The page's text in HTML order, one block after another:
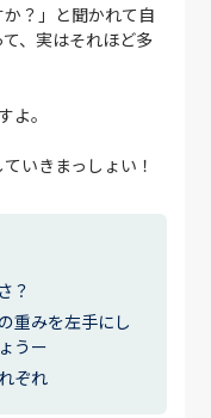
か？」と聞かれて自
、実はそれほど多
よ。
いきまっしょい！
？
重みを左手にし
うー
ぞれ